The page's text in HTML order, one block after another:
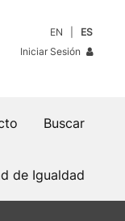
EN
ES
Iniciar Sesión
Buscar
de Igualdad